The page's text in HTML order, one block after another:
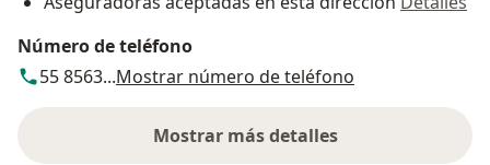
Número de teléfono
55 8563...Mostrar número de teléfono
Mostrar más detalles
sobre la dirección